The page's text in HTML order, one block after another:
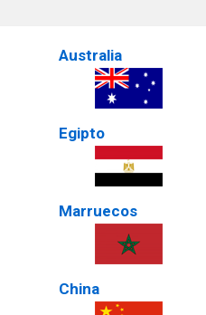
Australia
Egipto
Marruecos
China